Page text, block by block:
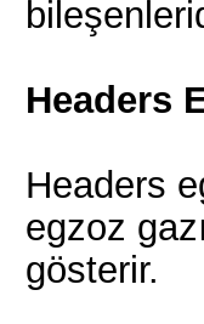
Headers
Headers
egzoz
gösterir.